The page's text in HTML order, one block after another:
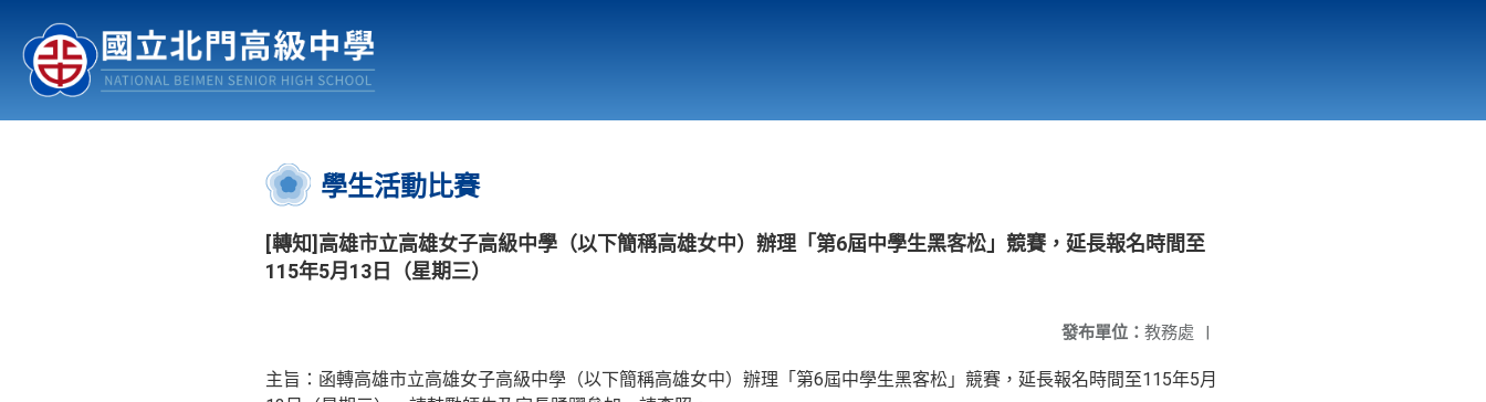
認識北中 行事曆
:::
學生活動比賽
[轉知]高雄市立高雄女子高級中學（以下簡稱高雄女中）辦理「第6屆中學生黑客松」競賽，延長報名時間至
115年5月13日（星期三）
發布單位： 教務處 |
主旨：函轉高雄市立高雄女子高級中學（以下簡稱高雄女中）辦理「第6屆中學生黑客松」競賽，延長報名時間至115年5月